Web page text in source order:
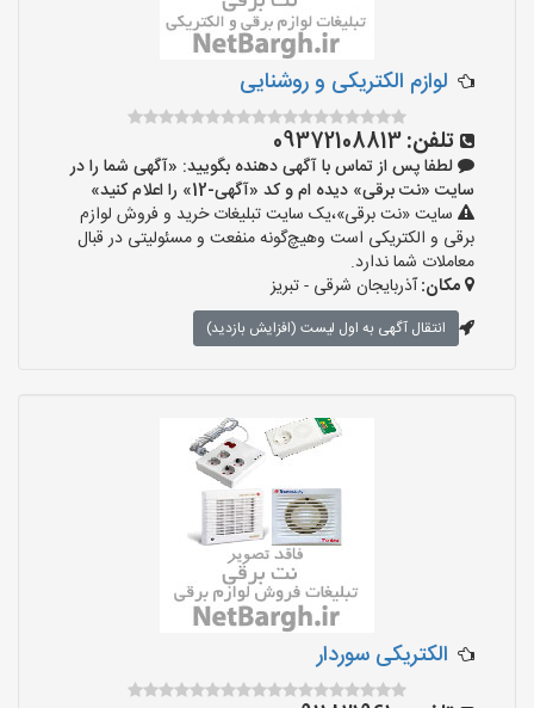
لوازم الکتریکی و روشنایی
تلفن:09372108813
لطفا پس از تماس با آگهی دهنده بگویید: «آگهی شما را در
سایت «نت برقی» دیده ام و کد «آگهی-12» را اعلام کنید»
سایت «نت برقی»،یک سایت تبلیغات خرید و فروش لوازم
برقی و الکتریکی است وهیچ‌گونه منفعت و مسئولیتی در قبال
معاملات شما ندارد.
مکان:آذربایجان شرقی - تبریز
انتقال آگهی به اول لیست (افزایش بازدید)
الکتریکی سوردار